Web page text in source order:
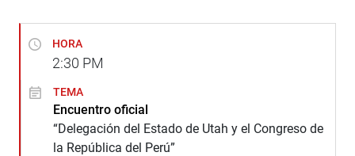
HORA
2:30 PM
TEMA
Encuentro oficial
“Delegación del Estado de Utah y el Congreso de
la República del Perú”